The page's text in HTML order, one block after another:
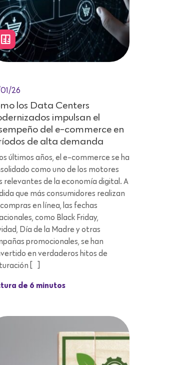
26
los Data Centers
impulsan el
del e-commerce en
de alta demanda
últimos años, el e-commerce se ha
como uno de los motores
relevantes de la economía digital. A
que más consumidores realizan
en línea, las fechas
como Black Friday,
Día de la Madre y otras
promocionales, se han
en verdaderos hitos de
[…]
de 6 minutos